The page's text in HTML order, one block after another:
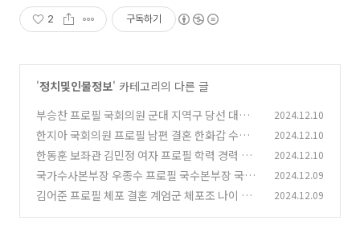
2 구독하기
'정치및인물정보' 카테고리의 다른 글
부승찬 프로필 국회의원 군대 지역구 당선 대변인
학력 고향 재산
(0)
2024.12.10
한지아 국회의원 프로필 남편 결혼 한화갑 수석대
변인 국민의힘 의원
(0)
2024.12.10
한동훈 보좌관 김민정 여자 프로필 학력 경력 보
좌진협의회 회장
(0)
2024.12.10
국가수사본부장 우종수 프로필 국수본부장 국과
수 국가수사본부 조직도 계급 (0)
2024.12.09
김어준 프로필 체포 결혼 계엄군 체포조 나이 학
2024.12.09